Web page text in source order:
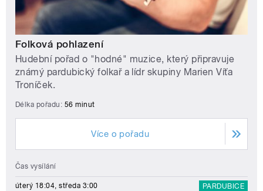
Folková pohlazení
Hudební pořad o "hodné" muzice, který připravuje
známý pardubický folkař a lídr skupiny Marien Víťa
Troníček.
Délka pořadu: 56 minut
Více o pořadu
Čas vysílání
úterý 18:04, středa 3:00 PARDUBICE